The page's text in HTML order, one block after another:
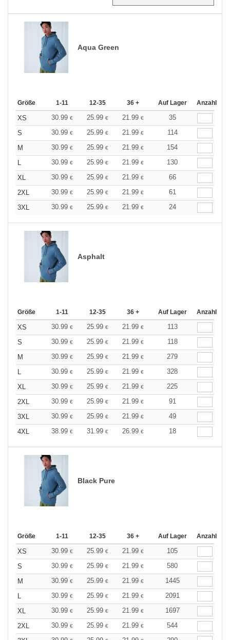
Aqua Green
Größe 1-11 12-35 36 + Auf Lager Anzahl
XS 30.99 € 25.99 € 21.99 €
35
S
30.99 € 25.99 € 21.99 €
114
M
30.99 € 25.99 € 21.99 €
154
L
30.99 € 25.99 € 21.99 €
130
XL
30.99 € 25.99 € 21.99 €
66
2XL
30.99 € 25.99 € 21.99 €
61
3XL
30.99 € 25.99 € 21.99 € 24
Asphalt
Größe 1-11 12-35 36 + Auf Lager Anzahl
XS 30.99 € 25.99 € 21.99 €
113
S
30.99 € 25.99 € 21.99 €
118
M
30.99 € 25.99 € 21.99 €
279
L
30.99 € 25.99 € 21.99 €
328
XL
30.99 € 25.99 € 21.99 €
225
2XL
30.99 € 25.99 € 21.99 €
91
3XL
30.99 € 25.99 € 21.99 €
49
4XL
38.99 € 31.99 € 26.99 € 18
Black Pure
Größe 1-11 12-35 36 + Auf Lager Anzahl
XS 30.99 € 25.99 € 21.99 €
105
S
30.99 € 25.99 € 21.99 €
580
M
30.99 € 25.99 € 21.99 €
1445
L
30.99 € 25.99 € 21.99 €
2091
XL
30.99 € 25.99 € 21.99 €
1697
2XL
30.99 € 25.99 € 21.99 €
544